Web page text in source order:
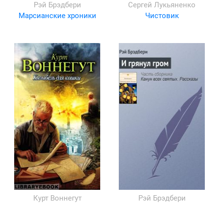
Рэй Брэдбери
Марсианские хроники
Сергей Лукьяненко
Чистовик
Курт Воннегут
Рэй Брэдбери